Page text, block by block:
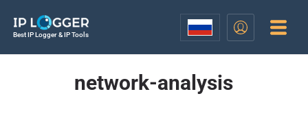
Best IP Logger & IP Tools
network-analysis